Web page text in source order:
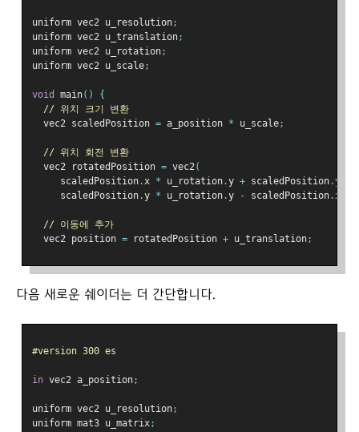
uniform vec2 u_resolution;
uniform vec2 u_translation;
uniform vec2 u_rotation;
uniform vec2 u_scale;
void main()
{
// 위치 크기 변환
  vec2 scaledPosition
= a_position * u_scale;
// 위치 회전 변환
  vec2 rotatedPosition
= vec2(
     scaledPosition
.x * u_rotation.y + scaledPosition.y
     scaledPosition
.y * u_rotation.y - scaledPosition.x
// 이동에 추가
  vec2 position
= rotatedPosition + u_translation;
다음 새로운 쉐이더는 더 간단합니다.
#version 300 es
in vec2 a_position;
uniform vec2 u_resolution;
uniform mat3 u_matrix;